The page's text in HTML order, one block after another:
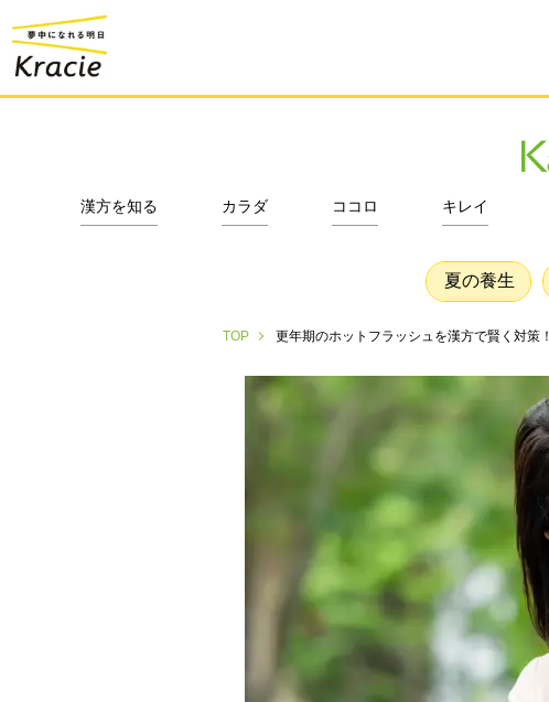
漢方を知る カラダ ココロ キレイ
夏の養生
TOP 更年期のホットフラッシュを漢方で賢く対策！